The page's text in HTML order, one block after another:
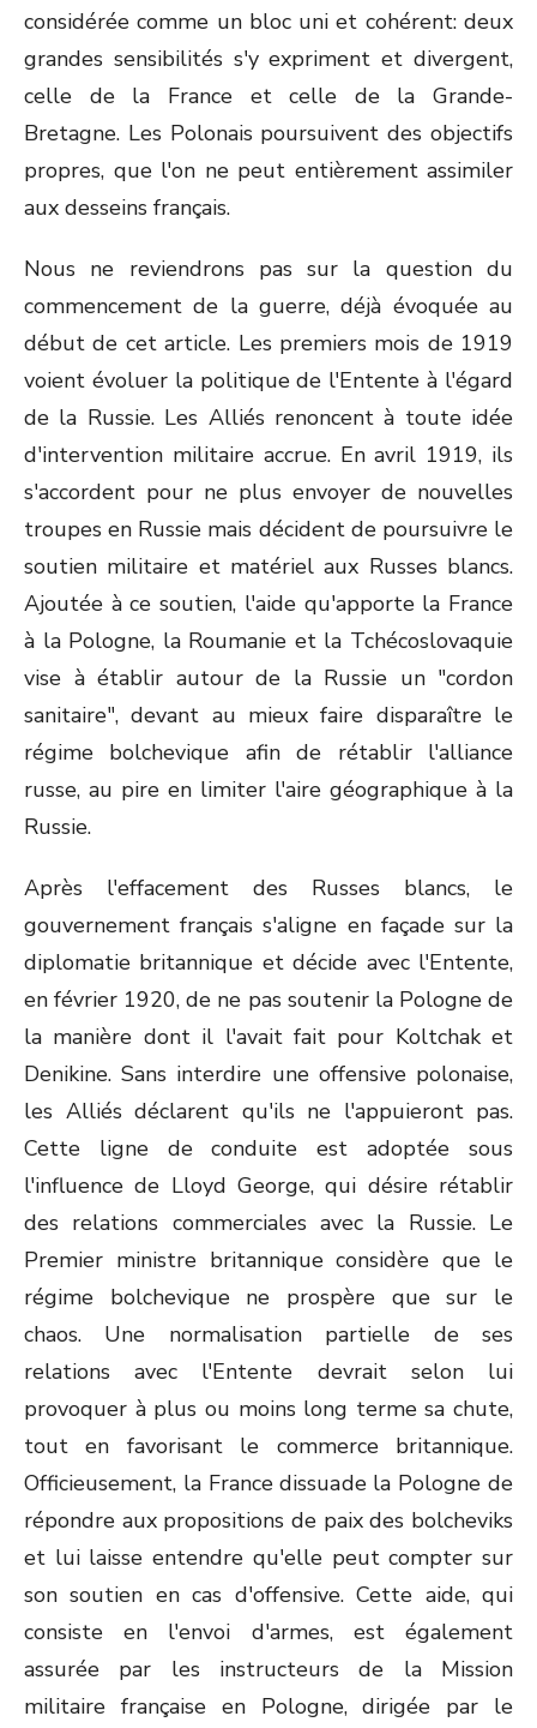
considérée comme un bloc uni et cohérent: deux
grandes sensibilités s'y expriment et divergent,
celle de la France et celle de la Grande-
Bretagne. Les Polonais poursuivent des objectifs
propres, que l'on ne peut entièrement assimiler
aux desseins français.
Nous ne reviendrons pas sur la question du
commencement de la guerre, déjà évoquée au
début de cet article. Les premiers mois de 1919
voient évoluer la politique de l'Entente à l'égard
de la Russie. Les Alliés renoncent à toute idée
d'intervention militaire accrue. En avril 1919, ils
s'accordent pour ne plus envoyer de nouvelles
troupes en Russie mais décident de poursuivre le
soutien militaire et matériel aux Russes blancs.
Ajoutée à ce soutien, l'aide qu'apporte la France
à la Pologne, la Roumanie et la Tchécoslovaquie
vise à établir autour de la Russie un "cordon
sanitaire", devant au mieux faire disparaître le
régime bolchevique afin de rétablir l'alliance
russe, au pire en limiter l'aire géographique à la
Russie.
Après l'effacement des Russes blancs, le
gouvernement français s'aligne en façade sur la
diplomatie britannique et décide avec l'Entente,
en février 1920, de ne pas soutenir la Pologne de
la manière dont il l'avait fait pour Koltchak et
Denikine. Sans interdire une offensive polonaise,
les Alliés déclarent qu'ils ne l'appuieront pas.
Cette ligne de conduite est adoptée sous
l'influence de Lloyd George, qui désire rétablir
des relations commerciales avec la Russie. Le
Premier ministre britannique considère que le
régime bolchevique ne prospère que sur le
chaos. Une normalisation partielle de ses
relations avec l'Entente devrait selon lui
provoquer à plus ou moins long terme sa chute,
tout en favorisant le commerce britannique.
Officieusement, la France dissuade la Pologne de
répondre aux propositions de paix des bolcheviks
et lui laisse entendre qu'elle peut compter sur
son soutien en cas d'offensive. Cette aide, qui
consiste en l'envoi d'armes, est également
assurée par les instructeurs de la Mission
militaire française en Pologne, dirigée par le